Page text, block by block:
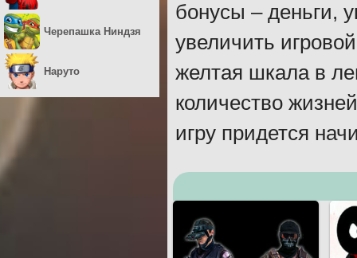
бонусы – деньги,
увеличить
желтая шкала в
количество
игру придется
Черепашка Ниндзя
Наруто